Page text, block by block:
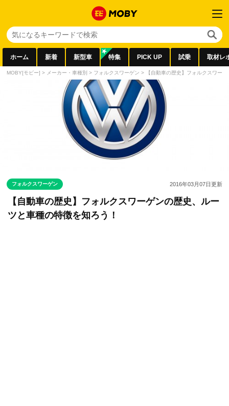
ホーム 新着 新型車 特集 PICK UP 試乗 取材レ
MOBY[モビー] > メーカー・車種別 > フォルクスワーゲン > 【自動車の歴史】フォルクスワー
フォルクスワーゲン 2016年03月07日更新
【自動車の歴史】フォルクスワーゲンの歴史、ルー
ツと車種の特徴を知ろう！